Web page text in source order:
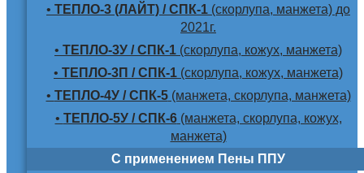
• ТЕПЛО-3 (ЛАЙТ) / СПК-1 (скорлупа, манжета) до
2021г.
• ТЕПЛО-3У / СПК-1 (скорлупа, кожух, манжета)
• ТЕПЛО-3П / СПК-1 (скорлупа, кожух, манжета)
• ТЕПЛО-4У / СПК-5(манжета, скорлупа, манжета)
• ТЕПЛО-5У / СПК-6(манжета, скорлупа, кожух,
манжета)
С применением Пены ППУ